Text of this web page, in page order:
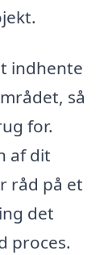
indhente
så
for.
af dit
råd på et
det
proces.